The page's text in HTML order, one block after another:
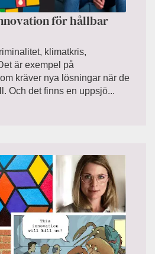
för hållbar
klimatkris,
är exempel på
kräver nya lösningar när de
Och det finns en uppsjö...